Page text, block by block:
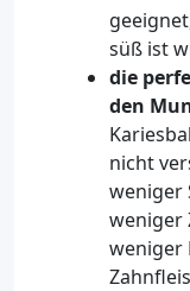
süß ist
die
den
nicht
weniger
weniger
weniger